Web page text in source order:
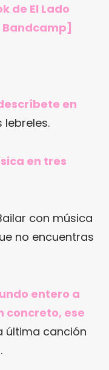
de El Lado
Bandcamp]
en
lebreles.
en tres
con música
no encuentras
entero a
concreto, ese
última canción